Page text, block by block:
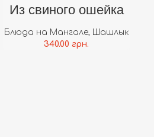
Из свиного ошейка
Блюда на Мангале, Шашлык
340.00 грн.